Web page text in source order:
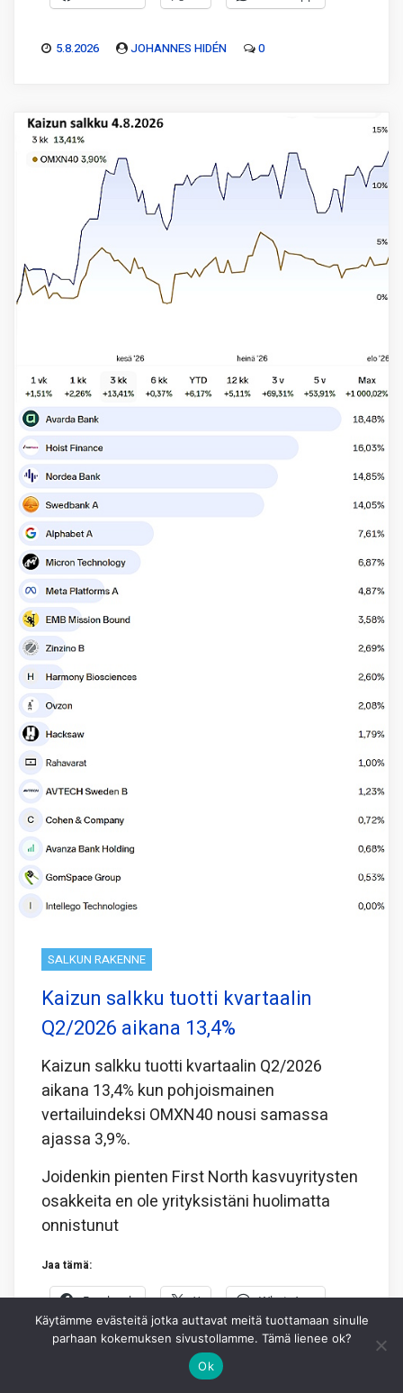
5.8.2026 JOHANNES HIDÉN 0
SALKUN RAKENNE
Kaizun salkku tuotti kvartaalin
Q2/2026 aikana 13,4%
Kaizun salkku tuotti kvartaalin Q2/2026
aikana 13,4% kun pohjoismainen
vertailuindeksi OMXN40 nousi samassa
ajassa 3,9%.
Joidenkin pienten First North kasvuyritysten
osakkeita en ole yrityksistäni huolimatta
onnistunut
Jaa tämä:
Facebook X WhatsApp
KAI NYMAN
Käytämme evästeitä jotka auttavat meitä tuottamaan sinulle
parhaan kokemuksen sivustollamme. Tämä lienee ok?
Ok